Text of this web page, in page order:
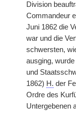
Division
Commandeur
Juni 1862 die
war und die
schwersten,
ausging,
und
1862) H. der
Ordre des
Untergebenen